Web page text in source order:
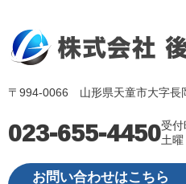
〒994-0066 山形県天童市大字長
023-655-4450受
土曜
お問い合わせはこちら